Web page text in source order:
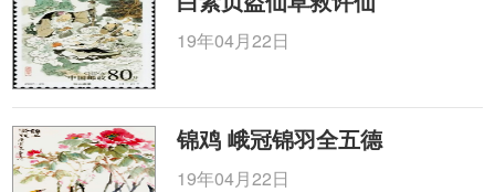
19年04月22日
锦鸡 峨冠锦羽全五德
19年04月22日